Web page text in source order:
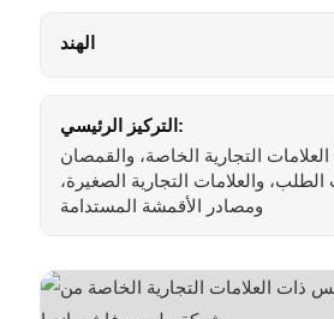
الهند
التركيز الرئيسي:
التجارية الخاصة، والقمصان
والعلامات التجارية الصغيرة،
ومصادر الأقمشة المستدامة